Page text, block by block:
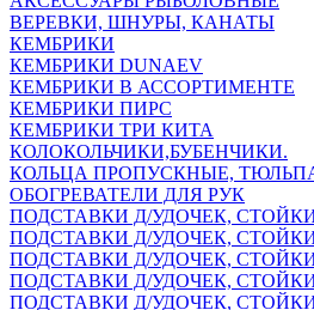
ВЕРЕВКИ, ШНУРЫ, КАНАТЫ
КЕМБРИКИ
КЕМБРИКИ DUNAEV
КЕМБРИКИ В АССОРТИМЕНТЕ
КЕМБРИКИ ПИРС
КЕМБРИКИ ТРИ КИТА
КОЛОКОЛЬЧИКИ,БУБЕНЧИКИ.
КОЛЬЦА ПРОПУСКНЫЕ,
ОБОГРЕВАТЕЛИ ДЛЯ РУК
ПОДСТАВКИ Д/УДОЧЕК,
ПОДСТАВКИ Д/УДОЧЕК,
ПОДСТАВКИ Д/УДОЧЕК,
ПОДСТАВКИ Д/УДОЧЕК,
ПОДСТАВКИ Д/УДОЧЕК,